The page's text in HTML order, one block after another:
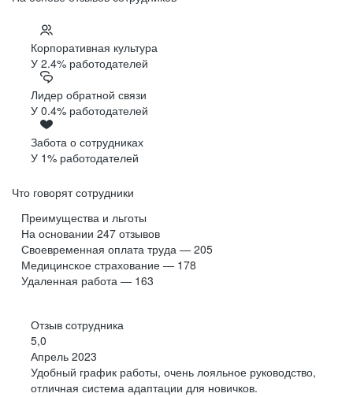
Корпоративная культура
У 2.4% работодателей
Лидер обратной связи
У 0.4% работодателей
Забота о сотрудниках
У 1% работодателей
Что говорят сотрудники
Преимущества и льготы
На основании 247 отзывов
Своевременная оплата труда — 205
Медицинское страхование — 178
Удаленная работа — 163
Отзыв сотрудника
5,0
Апрель 2023
Удобный график работы, очень лояльное руководство,
отличная система адаптации для новичков.